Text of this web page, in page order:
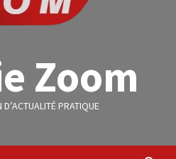
Zoom
D’ACTUALITÉ PRATIQUE